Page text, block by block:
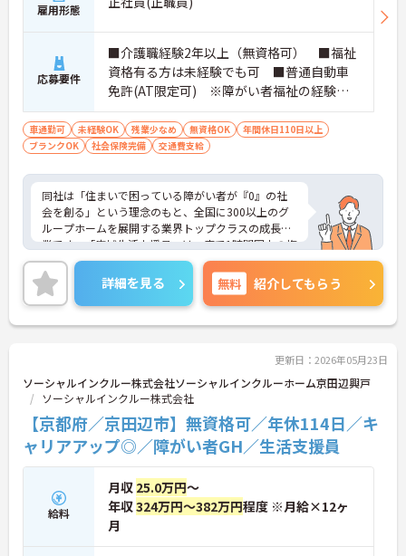
雇用形態
応募要件
■介護職経験2年以上（無資格可） ■福祉
資格有る方は未経験でも可 ■普通自動車
免許(AT限定可) ※障がい者福祉の経験は
不問です。※実務経験2年以上の方、障がい
者福祉に関する経験をお持ちの方大歓迎
車通勤可 未経験OK 残業少なめ 無資格OK
年間休日110日以上
ブランクOK
社会保険完備 交通費支給
同社は「住まいで困っている障がい者が『0』の社
会を創る」という理念のもと、全国に300以上のグ
ループホームを展開する業界トップクラスの成長企
業です。「広域生活支援員」は、車で1時間圏内の複
数施設を横断的に担当し、現場支援とパートスタッ
フのサポートを行うハイクラスなポジションです。
最新設備とバリアフリーが完備され、スタッフの身
体的負担が少なく、広域手当5万円が付与されるこ
とで高い給与水準を実現しています。年間休日114
効率化など、ワークライフバランスを保ちながら定
年70歳まで長期的に活躍できる制度が盤石に整って
います。複数施設を経験することで培われるマネジ
メント視点は、将来的なエリアマネージャーへのキ
ャリアアップにも直結しており、最新の環境で専門
性を発揮したいプロフェッショナルの方にお勧めで
す。
★おすすめPOINT★
・広域支援員として複数のホームを巡るため、各ホ
ームのパートスタッフの教育やサポートにも携わる
詳細を見る 無料 紹介してもらう
更新日：2026年05月23日
ソーシャルインクルー株式会社ソーシャルインクルーホーム京田辺興戸
ソーシャルインクルー株式会社
【京都府／京田辺市】無資格可／年休114日／キ
ャリアアップ◎／障がい者GH／生活支援員
給料
月収 25.0万円～
年収324万円～382万円程度 ※月給×12ヶ
月